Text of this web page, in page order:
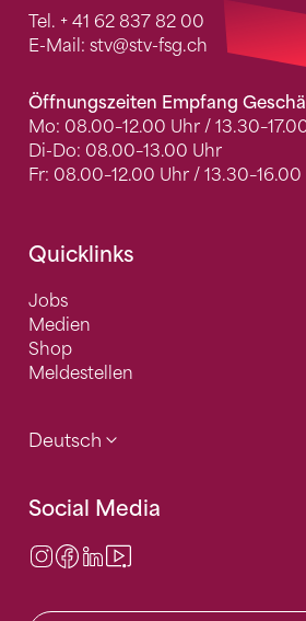
Tel. + 41 62 837 82 00
E-Mail: stv@stv-fsg.ch
Öffnungszeiten Empfang
Mo: 08.00–12.00 Uhr /
Di-Do: 08.00–13.00 Uhr
Fr: 08.00–12.00 Uhr / 13.30–16.00
Quicklinks
Jobs
Medien
Shop
Meldestellen
Deutsch
Social Media
Instagram
Facebook
LinkedIn